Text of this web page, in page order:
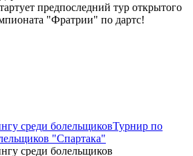
предпоследний тур открытого
"Фратрии" по дартс!
Турнир по
"Спартака"